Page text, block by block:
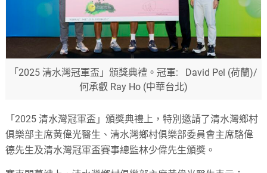
「2025 清水灣冠軍盃」頒獎典禮。冠軍: David Pel (荷蘭)/
何承叡 Ray Ho (中華台北)
「2025 清水灣冠軍盃」頒獎典禮上，特別邀請了清水灣鄉村
俱樂部主席黃偉光醫生、清水灣鄉村俱樂部委員會主席駱偉
德先生及清水灣冠軍盃賽事總監林少偉先生頒獎。